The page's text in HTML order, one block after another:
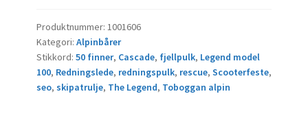
Model
100/30
BowGuard
Cascade
antall
Produktnummer: 1001606
Kategori: Alpinbårer
Stikkord: 50 finner, Cascade, fjellpulk, Legend model
100, Redningslede, redningspulk, rescue, Scooterfeste,
seo, skipatrulje, The Legend, Toboggan alpin